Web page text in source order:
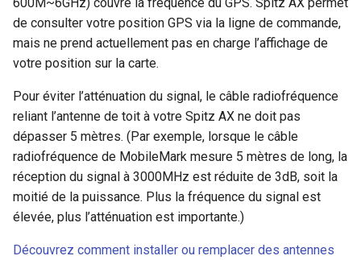
de consulter votre position GPS via la ligne de commande,
mais ne prend actuellement pas en charge l’affichage de
votre position sur la carte.
Pour éviter l’atténuation du signal, le câble radiofréquence
reliant l’antenne de toit à votre Spitz AX ne doit pas
dépasser 5 mètres. (Par exemple, lorsque le câble
radiofréquence de MobileMark mesure 5 mètres de long, la
réception du signal à 3000MHz est réduite de 3dB, soit la
moitié de la puissance. Plus la fréquence du signal est
élevée, plus l’atténuation est importante.)
Découvrez comment installer ou remplacer des antennes